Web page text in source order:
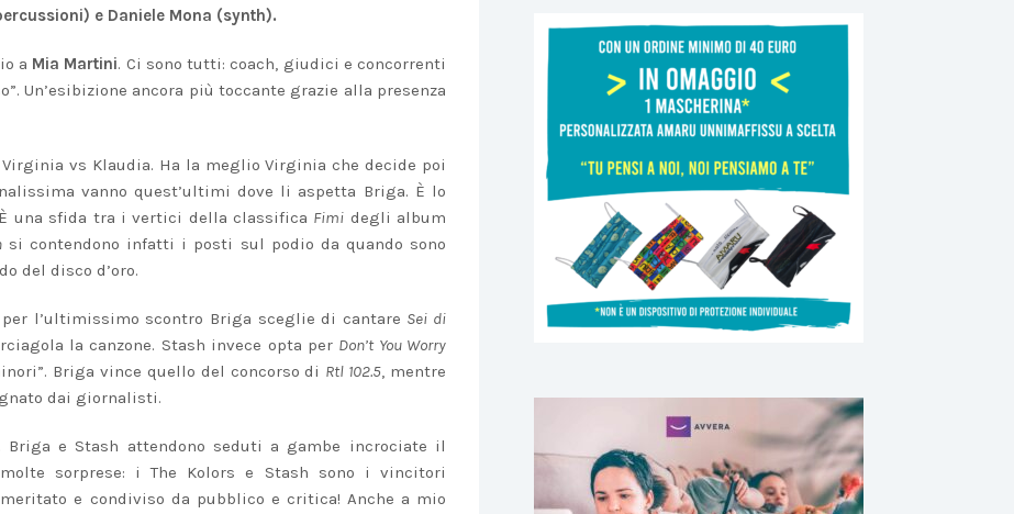
e Daniele Mona (synth).
a Mia Martini. Ci sono tutti: coach, giudici e concorrenti
Un’esibizione ancora più toccante grazie alla presenza
vs Klaudia. Ha la meglio Virginia che decide poi
vanno quest’ultimi dove li aspetta Briga. È lo
una sfida tra i vertici della classifica Fimi degli album
si contendono infatti i posti sul podio da quando sono
del disco d’oro.
l’ultimissimo scontro Briga sceglie di cantare Sei di
la canzone. Stash invece opta per Don’t You Worry
Briga vince quello del concorso di Rtl 102.5, mentre
dai giornalisti.
e Stash attendono seduti a gambe incrociate il
sorprese: i The Kolors e Stash sono i vincitori
e condiviso da pubblico e critica! Anche a mio